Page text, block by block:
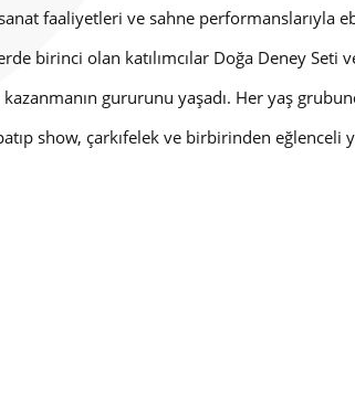
faaliyetleri ve sahne performanslarıyla
birinci olan katılımcılar Doğa Deney Seti
gururunu yaşadı. Her yaş
show, çarkıfelek ve birbirinden eğlenceli